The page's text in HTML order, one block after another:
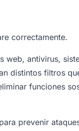
correctamente.
web, antivirus,
distintos filtros
funciones
prevenir